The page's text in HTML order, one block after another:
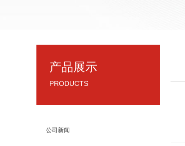
公司新闻
产品展示
PRODUCTS